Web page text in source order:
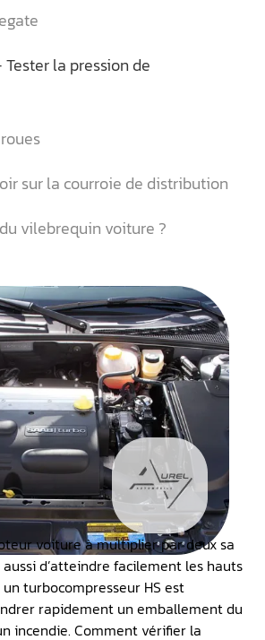
la pression de
sur la courroie de distribution
vilebrequin voiture ?
voiture à multiplier par deux sa
d’atteindre facilement les hauts
turbocompresseur HS est
rapidement un emballement du
incendie. Comment vérifier la